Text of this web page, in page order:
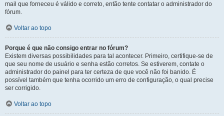
mail que forneceu é válido e correto, então tente contatar o administrador do
fórum.
Voltar ao topo
Porque é que não consigo entrar no fórum?
Existem diversas possibilidades para tal acontecer. Primeiro, certifique-se de
que seu nome de usuário e senha estão corretos. Se estiverem, contate o
administrador do painel para ter certeza de que você não foi banido. É
possível também que tenha ocorrido um erro de configuração, o qual precise
ser corrigido.
Voltar ao topo